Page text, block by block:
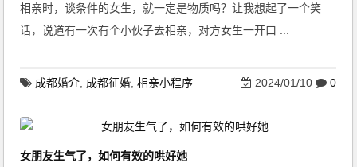
相亲时，谈条件的女生，就一定是物质吗？让我想起了一个笑
话，说道有一次有个小伙子去相亲，对方女生一开口 ...
成都婚介 成都征婚 ,相亲小程序 2024/01/10 0
女朋友生气了，如何有效的哄好她